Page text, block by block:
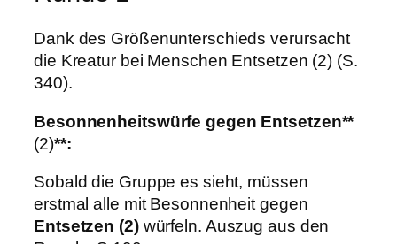
Dank des Größenunterschieds verursacht
die Kreatur bei Menschen Entsetzen (2) (S.
340).
Besonnenheitswürfe gegen Entsetzen**
(2)**:
Sobald die Gruppe es sieht, müssen
erstmal alle mit Besonnenheit gegen
Entsetzen (2)würfeln. Auszug aus den